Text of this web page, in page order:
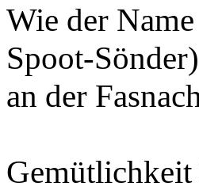
Wie der
Spoot-
an der
Gemütlichkeit